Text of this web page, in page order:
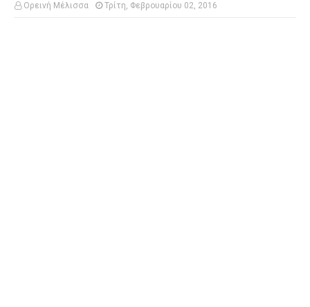
Ορεινή Μέλισσα Τρίτη, Φεβρουαρίου 02, 2016